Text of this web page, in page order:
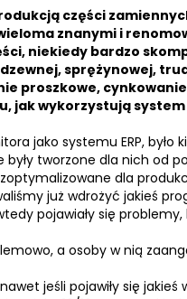
części
znanymi i
niekiedy bardzo
sprężynowej,
proszkowe,
jak wykorzystują
jako systemu ERP, było
tworzone dla nich od
dla
już wdrożyć jakieś
pojawiały się
a osoby w nią
jeśli pojawiły się jakieś